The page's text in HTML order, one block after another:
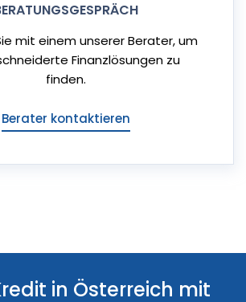
mit einem unserer Berater, um
Finanzlösungen zu
finden.
Berater kontaktieren
in Österreich mit